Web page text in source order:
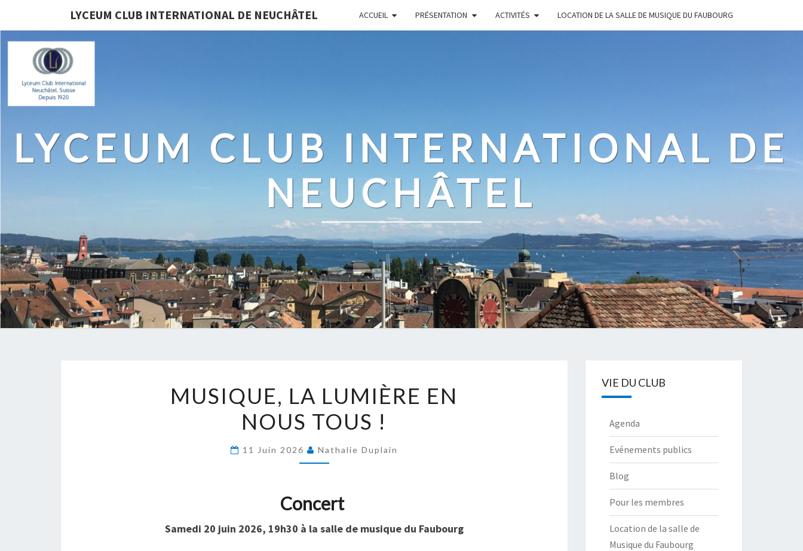
LYCEUM CLUB INTERNATIONAL DE NEUCHÂTEL ACCUEIL PRÉSENTATION ACTIVITÉS LOCATION DE LA SALLE DE MUSIQUE DU FAUBOURG
LYCEUM CLUB INTERNATIONAL DE
NEUCHÂTEL
LA
LUMIÈRE
EN
NOUS TOUS
MUSIQUE, LA LUMIÈRE EN
NOUS TOUS !
11 Juin 2026 Nathalie Duplain
Concert
Samedi 20 juin 2026, 19h30 à la salle de musique du Faubourg
VIE DU CLUB
Agenda
Evénements publics
Blog
Pour les membres
Location de la salle de
Musique du Faubourg